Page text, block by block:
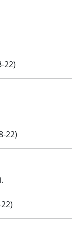
22)
22)